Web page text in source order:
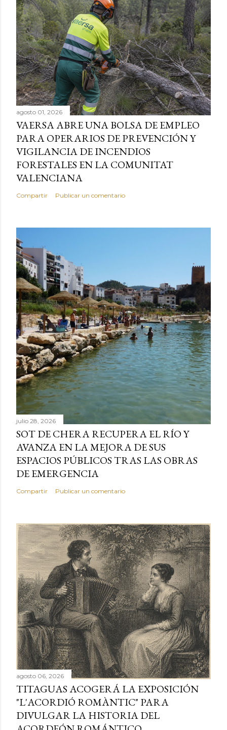
agosto 01, 2026
VAERSA ABRE UNA BOLSA DE EMPLEO
PARA OPERARIOS DE PREVENCIÓN Y
VIGILANCIA DE INCENDIOS
FORESTALES EN LA COMUNITAT
VALENCIANA
Compartir Publicar un comentario
julio 28, 2026
SOT DE CHERA RECUPERA EL RÍO Y
AVANZA EN LA MEJORA DE SUS
ESPACIOS PÚBLICOS TRAS LAS OBRAS
DE EMERGENCIA
Compartir Publicar un comentario
agosto 06, 2026
TITAGUAS ACOGERÁ LA EXPOSICIÓN
"L'ACORDIÓ ROMÀNTIC" PARA
DIVULGAR LA HISTORIA DEL